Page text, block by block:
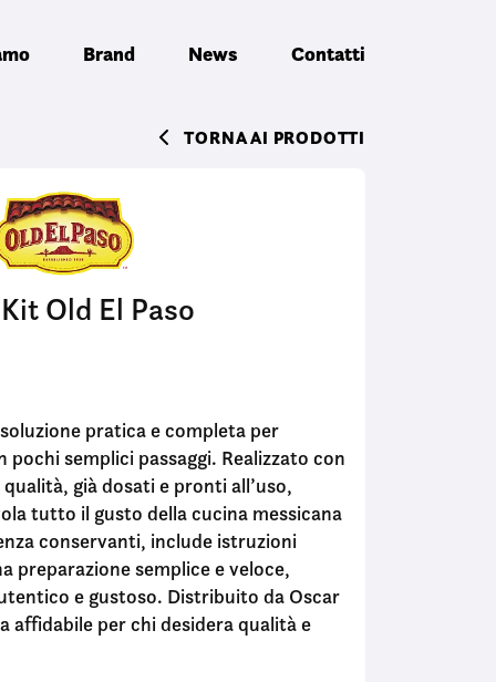
Brand News Contatti
TORNA AI PRODOTTI
Old El Paso
pratica e completa per
semplici passaggi. Realizzato con
già dosati e pronti all’uso,
tutto il gusto della cucina messicana
conservanti, include istruzioni
preparazione semplice e veloce,
e gustoso. Distribuito da Oscar
affidabile per chi desidera qualità e